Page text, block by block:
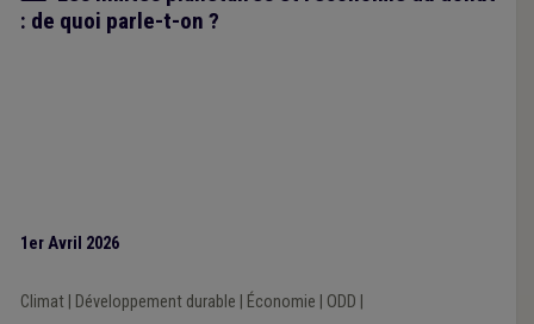
: de quoi parle-t-on ?
1er Avril 2026
Climat| Développement durable Économie ODD